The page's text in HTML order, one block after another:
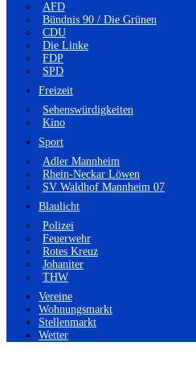
AFD
Bündnis 90 / Die Grünen
CDU
Die Linke
FDP
SPD
Freizeit
Sehenswürdigkeiten
Kino
Sport
Adler Mannheim
Rhein-Neckar Löwen
SV Waldhof Mannheim 07
Blaulicht
Polizei
Feuerwehr
Rotes Kreuz
Johaniter
THW
Vereine
Wohnungsmarkt
Stellenmarkt
Wetter